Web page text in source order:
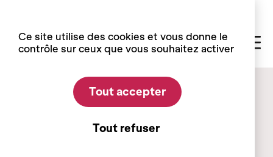
Boutique
Histoire de la Vigne et du Vin en Valais : des
origines à nos jours
Ce site utilise des cookies et vous donne le
contrôle sur ceux que vous souhaitez activer
Tout accepter
Tout refuser